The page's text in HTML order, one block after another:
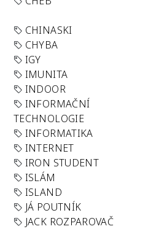
CHINASKI
CHYBA
IGY
IMUNITA
INDOOR
INFORMAČNÍ
TECHNOLOGIE
INFORMATIKA
INTERNET
IRON STUDENT
ISLÁM
ISLAND
JÁ POUTNÍK
JACK ROZPAROVAČ